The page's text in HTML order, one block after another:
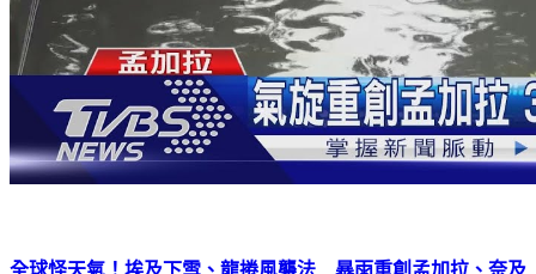
全球怪天氣！埃及下雪、龍捲風襲法 暴雨重創孟加拉、奈及